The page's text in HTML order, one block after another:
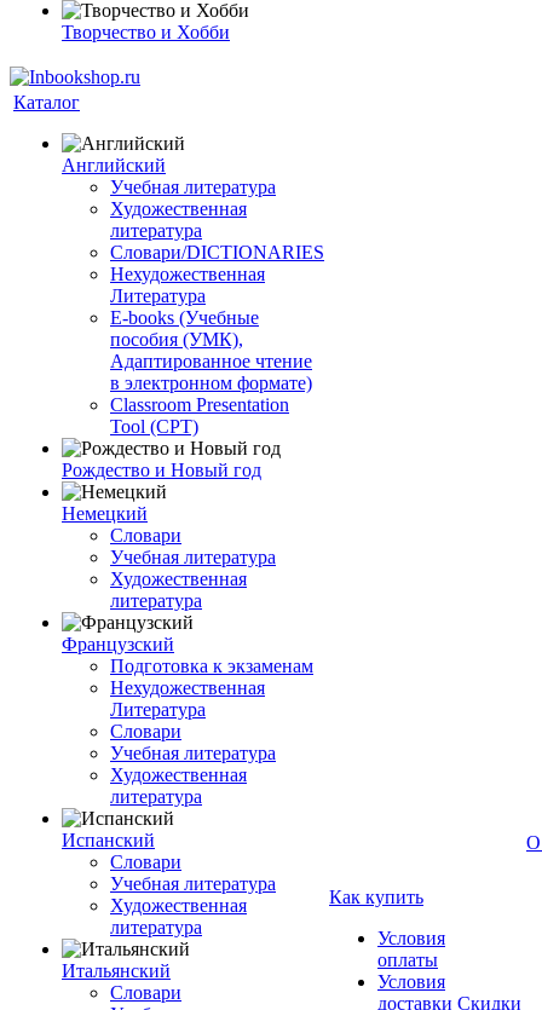
Творчество и Хобби
Каталог
Английский
Учебная литература
Художественная
литература
Словари/DICTIONARIES
Нехудожественная
Литература
E-books (Учебные
пособия (УМК),
Адаптированное чтение
в электронном формате)
Classroom Presentation
Tool (CPT)
Рождество и Новый год
Немецкий
Словари
Учебная литература
Художественная
литература
Французский
Подготовка к экзаменам
Нехудожественная
Литература
Словари
Учебная литература
Художественная
литература
Испанский
Словари
Учебная литература
Художественная
литература
Итальянский
Словари
Как купить
Условия
оплаты
Условия
доставки Скидки
О